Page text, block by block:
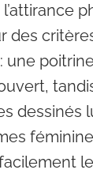
des
une
dessinés